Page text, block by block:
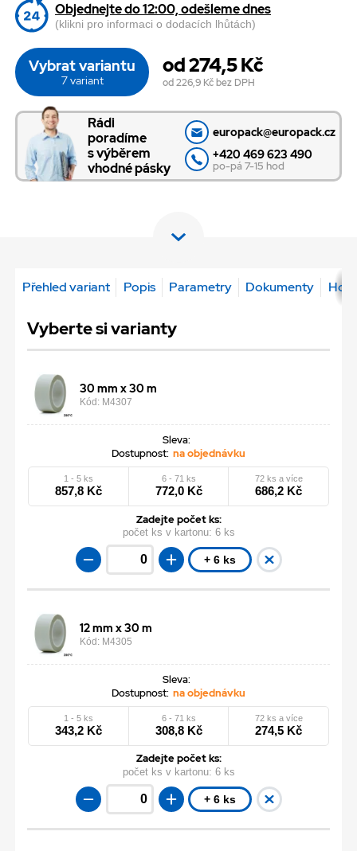
Objednejte do 12:00, odešleme dnes
(klikni pro informaci o dodacích lhůtách)
Vybrat variantu
7 variant
od 274,5 Kč
od 226,9 Kčbez DPH
Rádi
poradíme
s výběrem
vhodné pásky
europack@europack.cz
+420 469 623 490
po-pá 7-15 hod
Přehled variant Popis Parametry Dokumenty
Vyberte si varianty
30 mm x 30 m
Kód: M4307
Sleva:
Dostupnost: na objednávku
1 - 5 ks
857,8 Kč
6 - 71 ks
772,0 Kč
72 ks a více
686,2 Kč
Zadejte počet ks:
počet ks v kartonu: 6 ks
+ 6 ks
12 mm x 30 m
Kód: M4305
Sleva:
Dostupnost: na objednávku
1 - 5 ks
343,2 Kč
6 - 71 ks
308,8 Kč
72 ks a více
274,5 Kč
Zadejte počet ks:
počet ks v kartonu: 6 ks
+ 6 ks